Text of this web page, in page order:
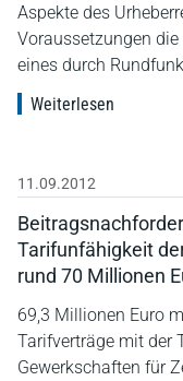
Aspekte des
Voraussetzungen
eines durch
Weiterlesen
11.09.2012
Tarifunfähigkeit
rund 70 Millionen
69,3 Millionen Euro
Tarifverträge mit der
Gewerkschaften für